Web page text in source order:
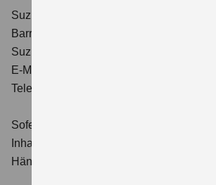
Suzuki Deutschland GmbH
Barrierefreiheitsbeauftragte*r
Suzuki-Allee 7, 64625 Bensheim
E-Mail:
Telefon: +49 (0)6251 5700-380
Sofern die Anfrage vom Händler selbst
Inhalte betrifft, wird Suzuki Deutschland
Händler weiterleiten.